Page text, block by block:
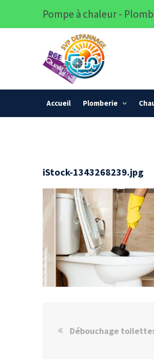
Pompe à chaleur -
Accueil Plomberie
iStock-1343268239.jpg
Débouchage